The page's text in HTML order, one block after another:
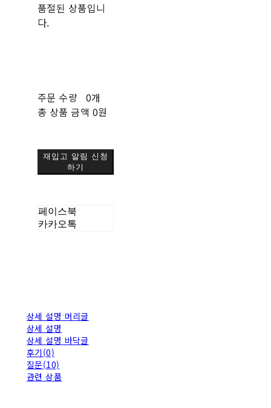
품절된 상품입니
다.
주문 수량 0개
총 상품 금액 0원
재입고 알림 신청
하기
페이스북
카카오톡
상세 설명 머리글
상세 설명
상세 설명 바닥글
후기(0)
질문(10)
관련 상품